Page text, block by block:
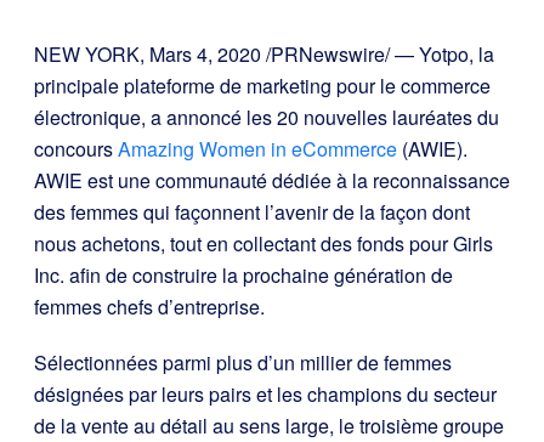
NEW YORK, Mars 4, 2020 /PRNewswire/ — Yotpo, la
principale plateforme de marketing pour le commerce
électronique, a annoncé les 20 nouvelles lauréates du
concoursAmazing Women in eCommerce (AWIE).
AWIE est une communauté dédiée à la reconnaissance
des femmes qui façonnent l’avenir de la façon dont
nous achetons, tout en collectant des fonds pour Girls
Inc. afin de construire la prochaine génération de
femmes chefs d’entreprise.
Sélectionnées parmi plus d’un millier de femmes
désignées par leurs pairs et les champions du secteur
de la vente au détail au sens large, le troisième groupe